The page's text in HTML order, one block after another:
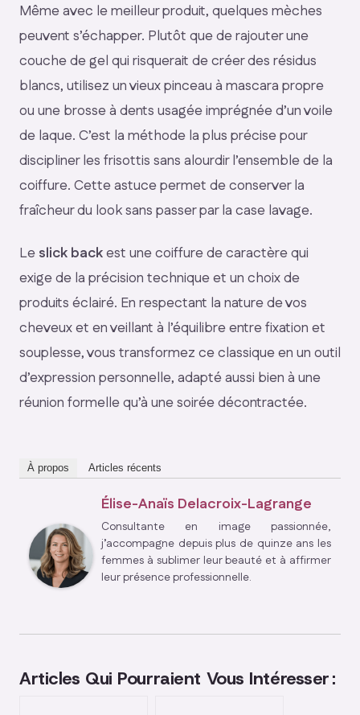
Même avec le meilleur produit, quelques mèches
peuvent s’échapper. Plutôt que de rajouter une
couche de gel qui risquerait de créer des résidus
blancs, utilisez un vieux pinceau à mascara propre
ou une brosse à dents usagée imprégnée d’un voile
de laque. C’est la méthode la plus précise pour
discipliner les frisottis sans alourdir l’ensemble de la
coiffure. Cette astuce permet de conserver la
fraîcheur du look sans passer par la case lavage.
Le slick backest une coiffure de caractère qui
exige de la précision technique et un choix de
produits éclairé. En respectant la nature de vos
cheveux et en veillant à l’équilibre entre fixation et
souplesse, vous transformez ce classique en un outil
d’expression personnelle, adapté aussi bien à une
réunion formelle qu’à une soirée décontractée.
À propos Articles récents
Élise-Anaïs Delacroix-Lagrange
Consultante en image passionnée,
j’accompagne depuis plus de quinze ans les
femmes à sublimer leur beauté et à affirmer
leur présence professionnelle.
Articles Qui Pourraient Vous Intéresser :